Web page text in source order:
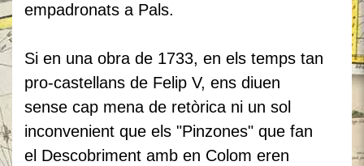
empadronats a Pals.
Si en una obra de 1733, en els temps tan
pro-castellans de Felip V, ens diuen
sense cap mena de retòrica ni un sol
inconvenient que els "Pinzones" que fan
el Descobriment amb en Colom eren